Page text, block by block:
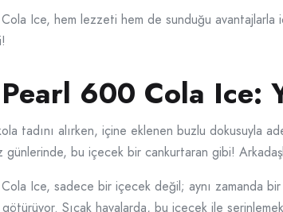
Ice, hem lezzeti hem de sunduğu avantajlarla
600 Cola Ice:
tadını alırken, içine eklenen buzlu dokusuyla
günlerinde, bu içecek bir cankurtaran gibi!
Ice, sadece bir içecek değil; aynı zamanda bir
Sıcak havalarda, bu içecek ile